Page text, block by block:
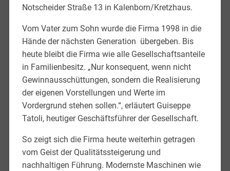
Notscheider Straße 13 in Kalenborn/Kretzhaus.
Vom Vater zum Sohn wurde die Firma 1998 in die
Hände der nächsten Generation übergeben. Bis
heute bleibt die Firma wie alle Gesellschaftsanteile
in Familienbesitz. „Nur konsequent, wenn nicht
Gewinnausschüttungen, sondern die Realisierung
der eigenen Vorstellungen und Werte im
Vordergrund stehen sollen.“, erläutert Guiseppe
Tatoli, heutiger Geschäftsführer der Gesellschaft.
So zeigt sich die Firma heute weiterhin getragen
vom Geist der Qualitätssteigerung und
nachhaltigen Führung. Modernste Maschinen wie